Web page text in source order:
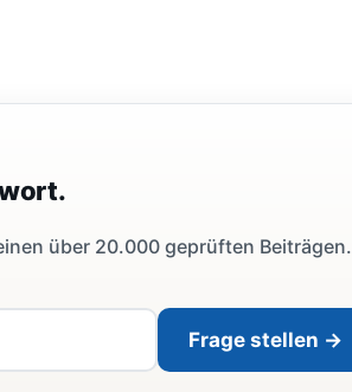
über 20.000 geprüften Beiträgen.
Frage stellen →